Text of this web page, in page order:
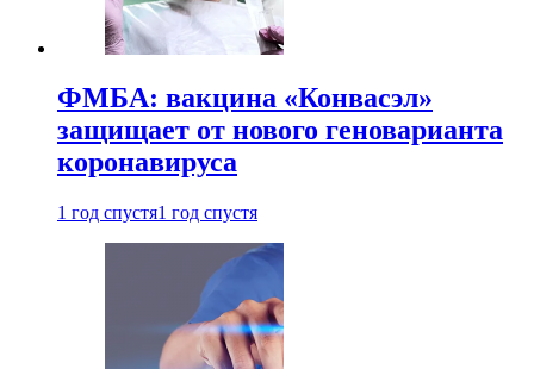
ФМБА: вакцина «Конвасэл»
защищает от нового геноварианта
коронавируса
1 год спустя1 год спустя